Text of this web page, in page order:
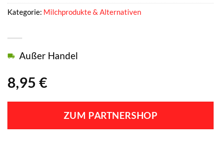
8,95 €
Außer Handel
ZUM PARTNERSHOP
Kategorie: Milchprodukte & Alternativen